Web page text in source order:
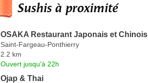
Sushis à proximité
OSAKA Restaurant Japonais et Chinois
Saint-Fargeau-Ponthierry
2.2 km
Ouvert jusqu'à 22h
Ojap & Thai